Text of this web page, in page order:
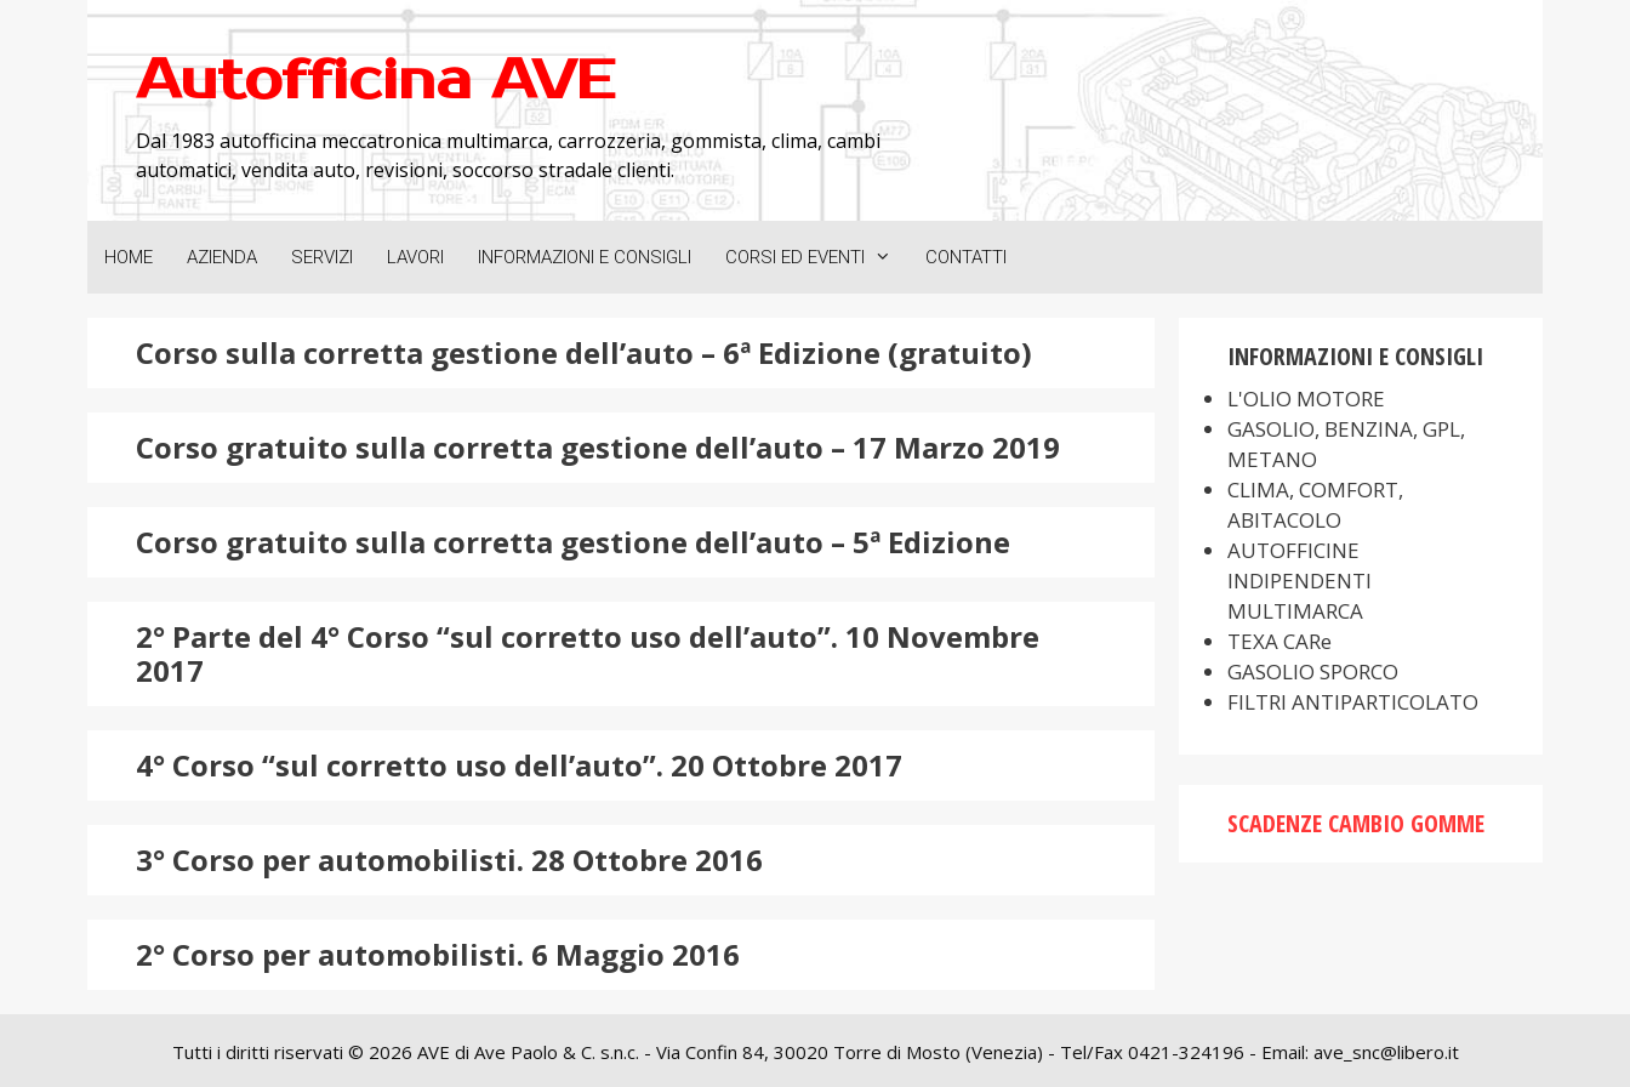
Autofficina AVE
Dal 1983 autofficina meccatronica multimarca, carrozzeria, gommista, clima, cambi
automatici, vendita auto, revisioni, soccorso stradale clienti.
HOME AZIENDA SERVIZI LAVORI INFORMAZIONI E CONSIGLI CORSI ED EVENTI CONTATTI
Corso sulla corretta gestione dell’auto – 6ª Edizione (gratuito)
Corso gratuito sulla corretta gestione dell’auto – 17 Marzo 2019
Corso gratuito sulla corretta gestione dell’auto – 5ª Edizione
2° Parte del 4° Corso “sul corretto uso dell’auto”. 10 Novembre
2017
4° Corso “sul corretto uso dell’auto”. 20 Ottobre 2017
3° Corso per automobilisti. 28 Ottobre 2016
2° Corso per automobilisti. 6 Maggio 2016
INFORMAZIONI E CONSIGLI
L'OLIO MOTORE
GASOLIO, BENZINA, GPL,
METANO
CLIMA, COMFORT,
ABITACOLO
AUTOFFICINE
INDIPENDENTI
MULTIMARCA
TEXA CARe
GASOLIO SPORCO
FILTRI ANTIPARTICOLATO
SCADENZE CAMBIO GOMME
Tutti i diritti riservati © 2026 AVE di Ave Paolo & C. s.n.c. - Via Confin 84, 30020 Torre di Mosto (Venezia) - Tel/Fax 0421-324196 - Email: ave_snc@libero.it